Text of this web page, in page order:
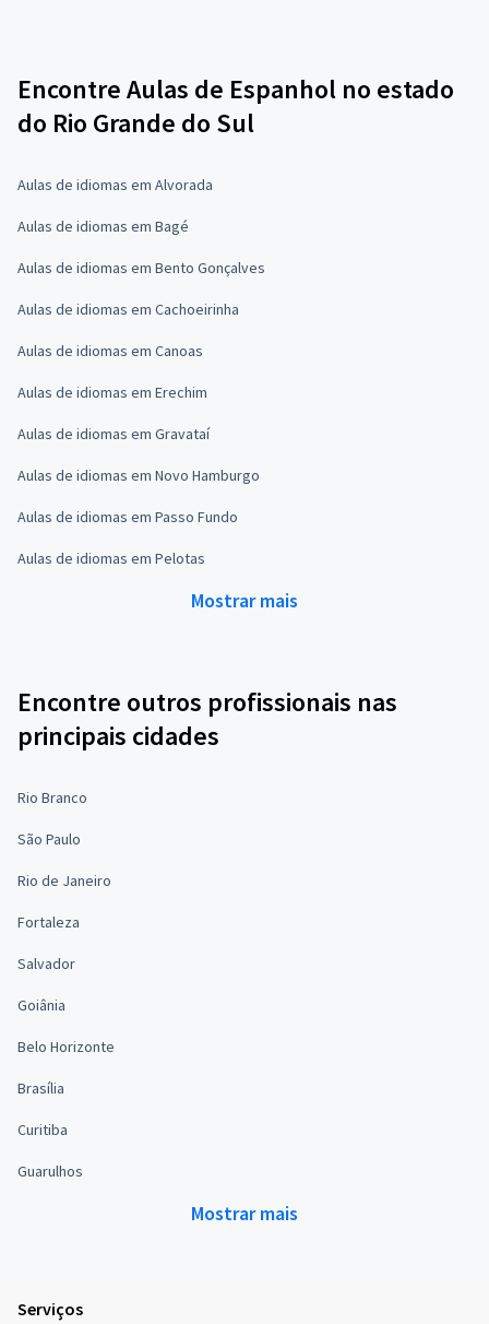
Encontre Aulas de Espanhol no estado
do Rio Grande do Sul
Aulas de idiomas em Alvorada
Aulas de idiomas em Bagé
Aulas de idiomas em Bento Gonçalves
Aulas de idiomas em Cachoeirinha
Aulas de idiomas em Canoas
Aulas de idiomas em Erechim
Aulas de idiomas em Gravataí
Aulas de idiomas em Novo Hamburgo
Aulas de idiomas em Passo Fundo
Aulas de idiomas em Pelotas
Mostrar mais
Encontre outros profissionais nas
principais cidades
Rio Branco
São Paulo
Rio de Janeiro
Fortaleza
Salvador
Goiânia
Belo Horizonte
Brasília
Curitiba
Guarulhos
Mostrar mais
Serviços